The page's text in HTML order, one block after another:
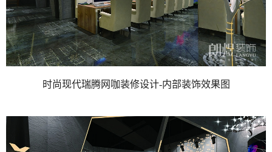
时尚现代瑞腾网咖装修设计-内部装饰效果图